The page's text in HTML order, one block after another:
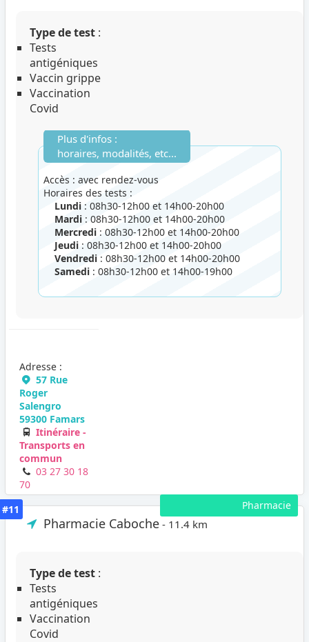
Type de test :
Tests
antigéniques
Vaccin grippe
Vaccination
Covid
Plus d'infos :
horaires, modalités, etc...
Accès : avec rendez-vous
Horaires des tests :
Lundi : 08h30-12h00 et 14h00-20h00
Mardi : 08h30-12h00 et 14h00-20h00
Mercredi : 08h30-12h00 et 14h00-20h00
Jeudi : 08h30-12h00 et 14h00-20h00
Vendredi : 08h30-12h00 et 14h00-20h00
Samedi : 08h30-12h00 et 14h00-19h00
Adresse :
57 Rue
Roger
Salengro
59300 Famars
Itinéraire -
Transports en
commun
03 27 30 18
70
Pharmacie
#11
Pharmacie Caboche - 11.4 km
Type de test :
Tests
antigéniques
Vaccination
Covid